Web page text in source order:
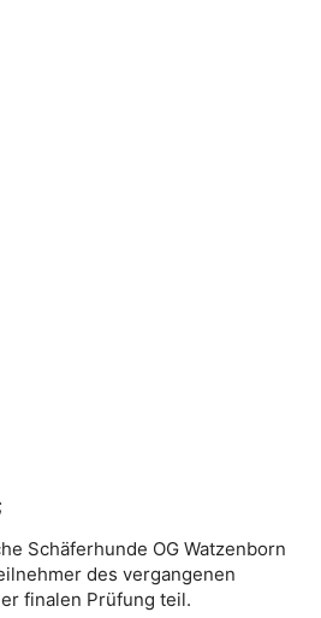
Schäferhunde OG Watzenborn
des vergangenen
finalen Prüfung teil.